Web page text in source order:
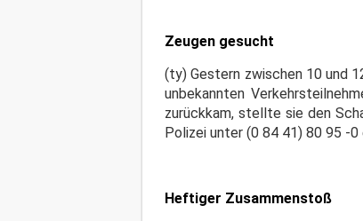
Zeugen gesucht
(ty) Gestern zwischen 10 und
unbekannten
zurückkam, stellte sie den
Polizei unter (0 84 41) 80 95 -0
Heftiger Zusammenstoß